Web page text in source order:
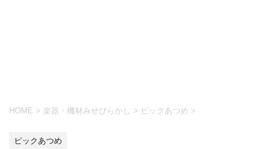
HOME > 楽器・機材みせびらかし > ピックあつめ >
ピックあつめ